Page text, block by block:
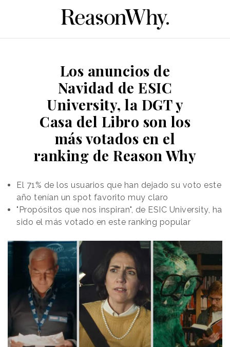
Los anuncios de
Navidad de ESIC
University, la DGT y
Casa del Libro son los
más votados en el
ranking de Reason Why
El 71% de los usuarios que han dejado su voto este
año tenían un spot favorito muy claro
"Propósitos que nos inspiran", de ESIC University, ha
sido el más votado en este ranking popular